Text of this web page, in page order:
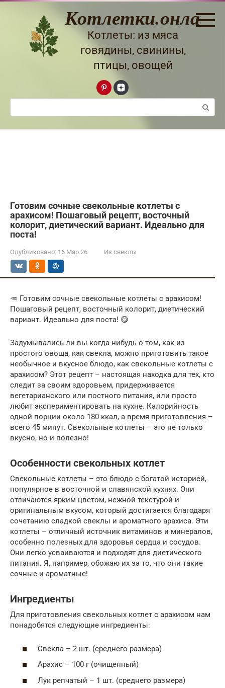
Перейти
Котлетки.онлайн
Котлеты: из мяса
говядины, свинины,
птицы, овощей
Поиск:
Готовим сочные свекольные котлеты с
арахисом! Пошаговый рецепт, восточный
колорит, диетический вариант. Идеально для
поста!
Опубликовано: 16 Мар 26 Из свеклы
🥕 Готовим сочные свекольные котлеты с арахисом!
Пошаговый рецепт, восточный колорит, диетический
вариант. Идеально для поста! 😋
Задумывались ли вы когда-нибудь о том, как из
простого овоща, как свекла, можно приготовить такое
необычное и вкусное блюдо, как свекольные котлеты с
арахисом? Этот рецепт – настоящая находка для тех, кто
следит за своим здоровьем, придерживается
вегетарианского или постного питания, или просто
любит экспериментировать на кухне. Калорийность
одной порции около 180 ккал, а время приготовления –
всего 45 минут. Свекольные котлеты – это не только
вкусно, но и полезно!
Особенности свекольных котлет
Свекольные котлеты – это блюдо с богатой историей,
популярное в восточной и славянской кухнях. Они
отличаются ярким цветом, нежной текстурой и
оригинальным вкусом, который достигается благодаря
сочетанию сладкой свеклы и ароматного арахиса. Эти
котлеты – отличный источник витаминов и минералов,
особенно полезных для здоровья сердца и сосудов.
Они легко усваиваются и подходят для диетического
питания. Я, например, обожаю их за то, что они такие
сочные и ароматные!
Ингредиенты
Для приготовления свекольных котлет с арахисом нам
понадобятся следующие ингредиенты:
Свекла – 2 шт. (среднего размера)
Арахис – 100 г (очищенный)
Лук репчатый – 1 шт. (среднего размера)